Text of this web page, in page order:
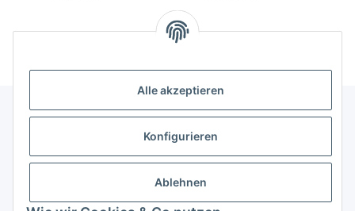
Alle akzeptieren
Konfigurieren
Ablehnen
Gesetzliche Informationen